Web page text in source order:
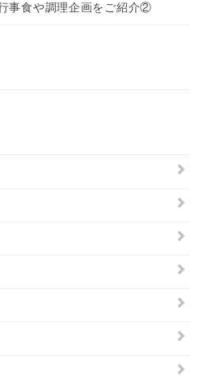
事食や調理企画をご紹介②